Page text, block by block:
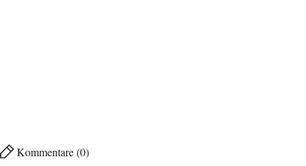
Kommentare (0)